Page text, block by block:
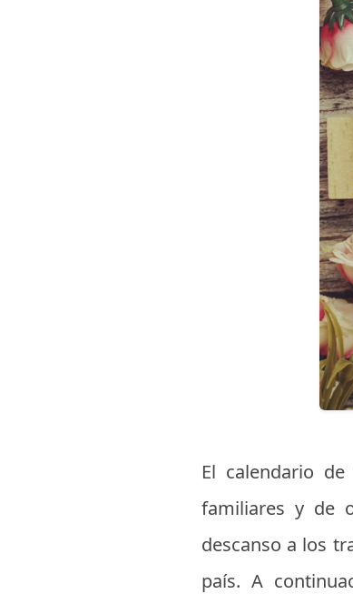
El calendario
familiares y de
descanso a los
país. A